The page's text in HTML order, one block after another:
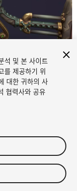
석 및 본 사이트
를 제공하기 위
대한 귀하의 사
협력사와 공유